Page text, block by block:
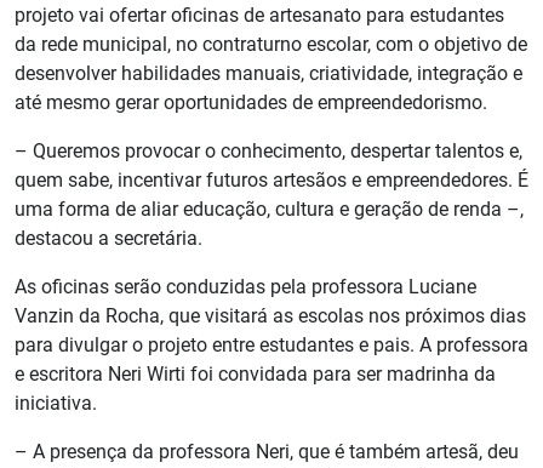
projeto vai ofertar oficinas de artesanato para estudantes
da rede municipal, no contraturno escolar, com o objetivo de
desenvolver habilidades manuais, criatividade, integração e
até mesmo gerar oportunidades de empreendedorismo.
– Queremos provocar o conhecimento, despertar talentos e,
quem sabe, incentivar futuros artesãos e empreendedores. É
uma forma de aliar educação, cultura e geração de renda –,
destacou a secretária.
As oficinas serão conduzidas pela professora Luciane
Vanzin da Rocha, que visitará as escolas nos próximos dias
para divulgar o projeto entre estudantes e pais. A professora
e escritora Neri Wirti foi convidada para ser madrinha da
iniciativa.
– A presença da professora Neri, que é também artesã, deu